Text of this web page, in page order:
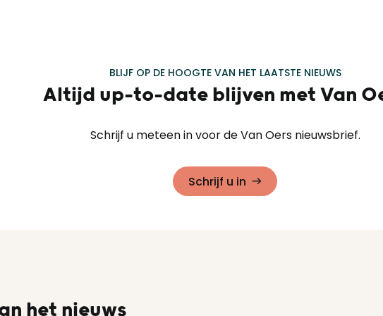
BLIJF OP DE HOOGTE VAN HET LAATSTE NIEUWS
Altijd up-to-date blijven met Van
Schrijf u meteen in voor de Van Oers nieuwsbrief.
Schrijf u in
het nieuws